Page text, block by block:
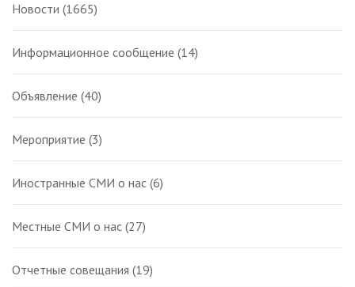
Новости (1665)
Информационное сообщение (14)
Объявление (40)
Мероприятие (3)
Иностранные СМИ о нас (6)
Местные СМИ о нас (27)
Отчетные совещания (19)